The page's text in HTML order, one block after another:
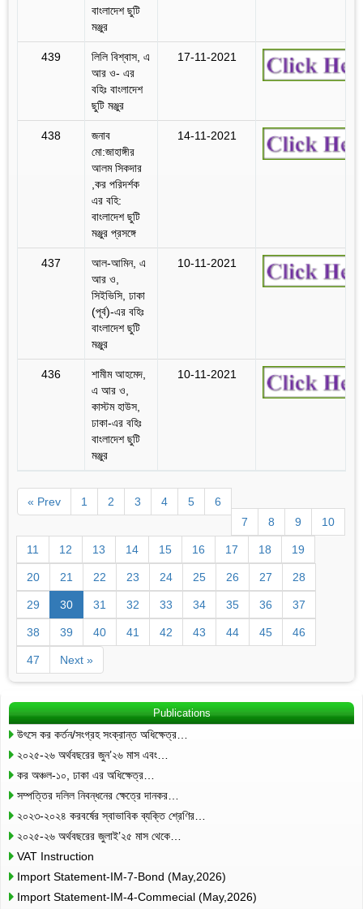
বাংলাদেশ ছুটি
মঞ্জুর
439
লিলি বিশ্বাস, এ
আর ও- এর
বহিঃ বাংলাদেশ
ছুটি মঞ্জুর
17-11-2021
438
জনাব
মো:জাহাঙ্গীর
আলম সিকদার
,কর পরিদর্শক
এর বহি:
বাংলাদেশ ছুটি
মঞ্জুর প্রসঙ্গে
14-11-2021
437
আল-আমিন, এ
আর ও,
সিইভিসি, ঢাকা
(পূর্ব)-এর বহিঃ
বাংলাদেশ ছুটি
মঞ্জুর
10-11-2021
436
শামীম আহমেদ,
এ আর ও,
কাস্টম হাউস,
ঢাকা-এর বহিঃ
বাংলাদেশ ছুটি
মঞ্জুর
10-11-2021
« Prev 1 2 3 4 5
6
7
8 9 10
11 12 13 14 15 16 17 18 19
20 21 22 23 24 25 26 27 28
29 30 31 32 33 34 35 36 37
38 39 40 41 42 43 44 45 46
47 Next »
Publications
উৎসে কর কর্তন/সংগ্রহ সংক্রান্ত অধিক্ষেত্র…
২০২৫-২৬ অর্থবছরের জুন’২৬ মাস এবং…
কর অঞ্চল-১০, ঢাকা এর অধিক্ষেত্র…
সম্পত্তির দলিল নিবন্ধনের ক্ষেত্রে দানকর…
২০২৩-২০২৪ করবর্ষের স্বাভাবিক ব্যক্তি শ্রেণির…
২০২৫-২৬ অর্থবছরের জুলাই’২৫ মাস থেকে…
VAT Instruction
Import Statement-IM-7-Bond (May,2026)
Import Statement-IM-4-Commecial (May,2026)